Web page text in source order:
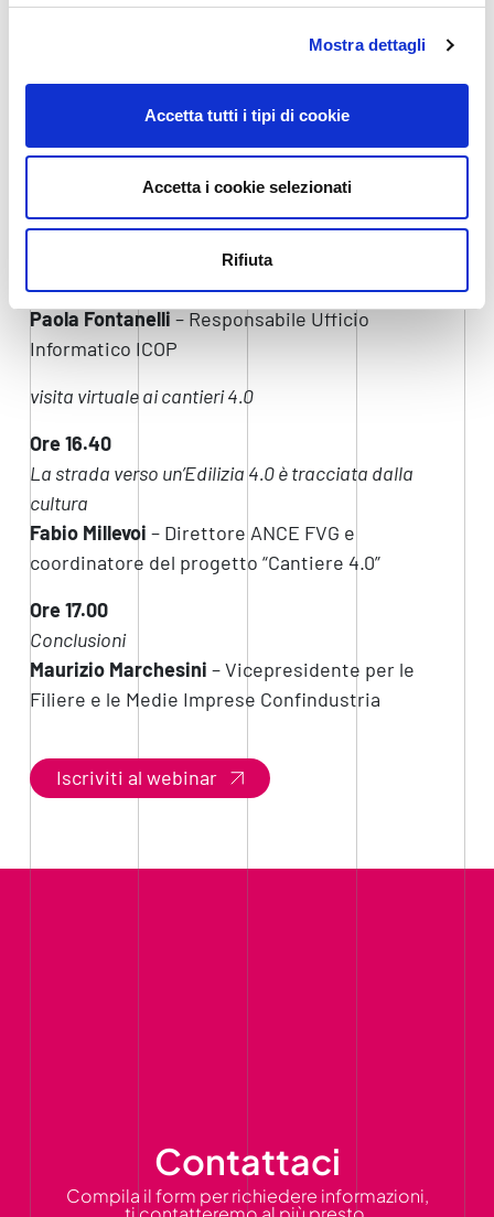
Mostra dettagli
Accetta tutti i tipi di cookie
Accetta i cookie selezionati
Rifiuta
Stefano Casaleggi– Presidente Cabina di Regia
I.CO.P. una comunità in cui la tradizione guarda al
Piero Petrucco– AD ICOP e Vicepresidente FIEC
I.CO.P. , tra tecniche costruttive e digitalizzazione.
Cosa è stato raggiunto e quali sono i prossimi passi
Paola Fontanelli – Responsabile Ufficio
Informatico ICOP
visita virtuale ai cantieri 4.0
Ore 16.40
La strada verso un’Edilizia 4.0 è tracciata dalla
cultura
Fabio Millevoi – Direttore ANCE FVG e
coordinatore del progetto “Cantiere 4.0”
Ore 17.00
Conclusioni
Maurizio Marchesini – Vicepresidente per le
Filiere e le Medie Imprese Confindustria
Iscriviti al webinar
Contattaci
Compila il form per richiedere informazioni,